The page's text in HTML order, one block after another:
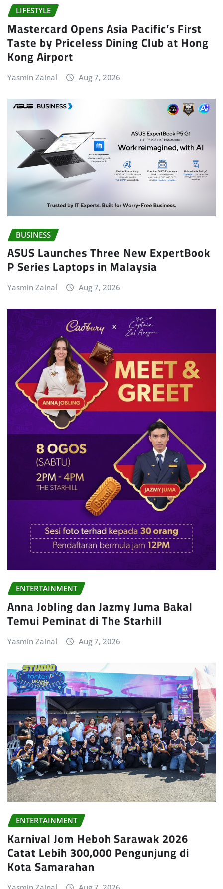
LIFESTYLE
Mastercard Opens Asia Pacific’s First
Taste by Priceless Dining Club at Hong
Kong Airport
Yasmin Zainal Aug 7, 2026
BUSINESS
ASUS Launches Three New ExpertBook
P Series Laptops in Malaysia
Yasmin Zainal Aug 7, 2026
ENTERTAINMENT
Anna Jobling dan Jazmy Juma Bakal
Temui Peminat di The Starhill
Yasmin Zainal Aug 7, 2026
ENTERTAINMENT
Karnival Jom Heboh Sarawak 2026
Catat Lebih 300,000 Pengunjung di
Kota Samarahan
Yasmin Zainal Aug 7, 2026